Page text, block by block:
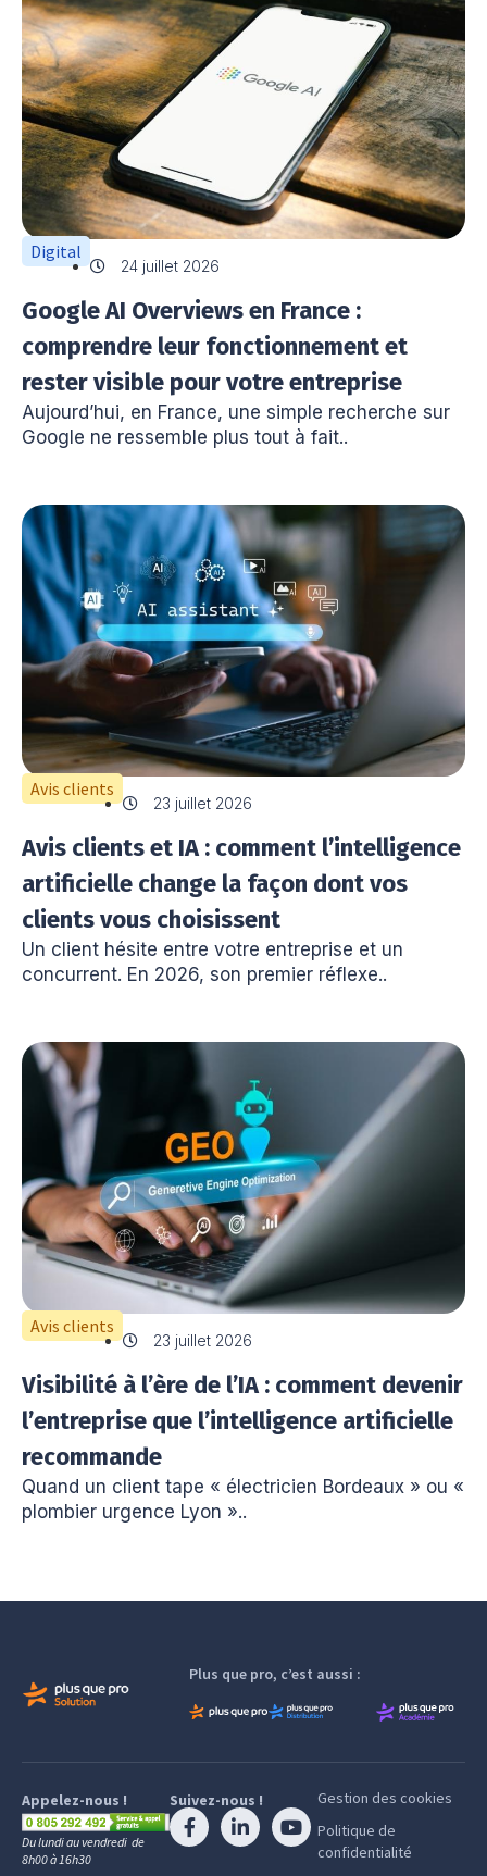
Digital
24 juillet 2026
Google AI Overviews en France :
comprendre leur fonctionnement et
rester visible pour votre entreprise
Aujourd’hui, en France, une simple recherche sur
Google ne ressemble plus tout à fait..
Avis clients
23 juillet 2026
Avis clients et IA : comment l’intelligence
artificielle change la façon dont vos
clients vous choisissent
Un client hésite entre votre entreprise et un
concurrent. En 2026, son premier réflexe..
Avis clients
23 juillet 2026
Visibilité à l’ère de l’IA : comment devenir
l’entreprise que l’intelligence artificielle
recommande
Quand un client tape « électricien Bordeaux » ou «
plombier urgence Lyon »..
Plus que pro, c’est aussi :
Appelez-nous !
Du lundi au vendredi de
8h00 à 16h30
Suivez-nous !
Gestion des cookies
Politique de
confidentialité